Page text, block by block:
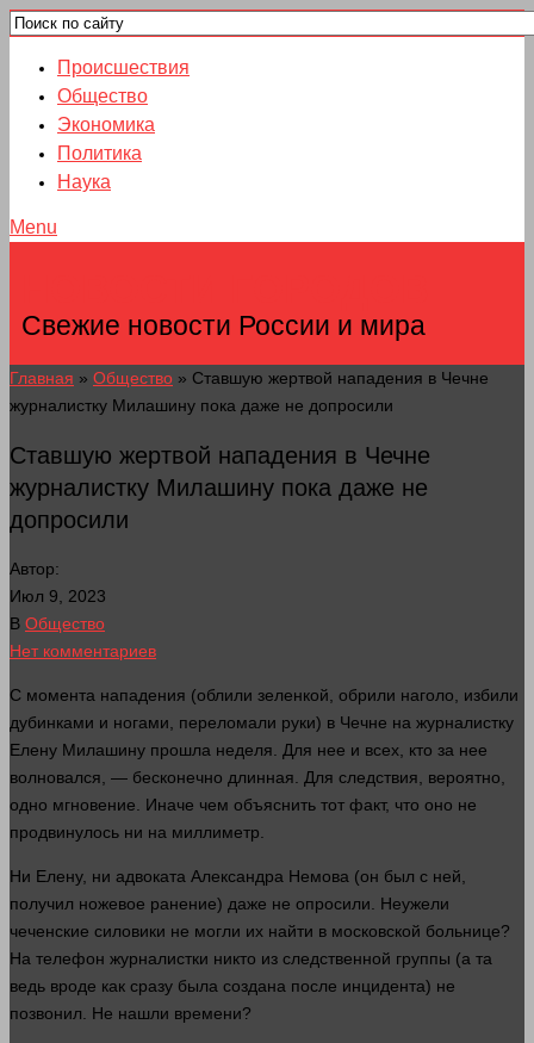
Происшествия
Общество
Экономика
Политика
Наука
Menu
Свежие новости России и мира
Главная » Общество » Ставшую жертвой нападения в Чечне
журналистку Милашину пока даже не допросили
Ставшую жертвой нападения в Чечне
журналистку Милашину пока даже не
допросили
Автор:
Июл 9, 2023
В Общество
Нет комментариев
С момента нападения (облили зеленкой, обрили наголо, избили
дубинками и ногами, переломали руки) в Чечне на журналистку
Елену Милашину прошла неделя. Для нее и всех, кто за нее
волновался, — бесконечно длинная. Для следствия, вероятно
одно мгновение. Иначе чем объяснить тот факт, что оно не
продвинулось ни на миллиметр.
Ни Елену, ни адвоката Александра Немова (он был с ней,
получил ножевое ранение) даже не опросили. Неужели
чеченские силовики не могли их найти в московской больнице?
На телефон журналистки никто из следственной группы (а та
ведь вроде как сразу была создана после инцидента) не
позвонил. Не нашли времени?